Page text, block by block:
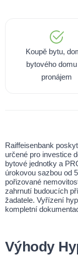
Koupě bytu,
bytového
pronájem
Raiffeisenbank
určené pro investice
bytové jednotky a
úrokovou sazbou od
pořizované
zahrnutí budoucích
žadatele. Vyřízení
kompletní
Výhody